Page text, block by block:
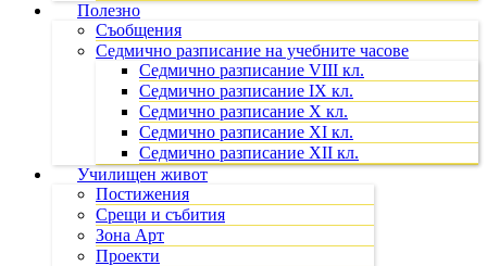
Полезно
Съобщения
Седмично разписание на учебните часове
Седмично разписание VIII кл.
Седмично разписание IX кл.
Седмично разписание X кл.
Седмично разписание XI кл.
Седмично разписание XII кл.
Училищен живот
Постижения
Срещи и събития
Зона Арт
Проекти